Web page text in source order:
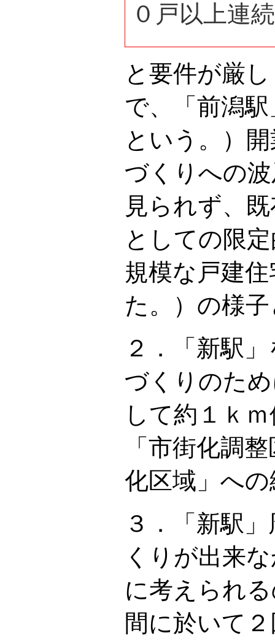
０戸以上連
と要件が厳
で、「前潟
という。）
づくりへの
見られず、
としての限
規模な戸建
た。）の様
２．「新駅
づくりのた
して約１ｋ
「市街化調
化区域」へ
３．「新駅
くりが出来
に考えられ
間に於いて